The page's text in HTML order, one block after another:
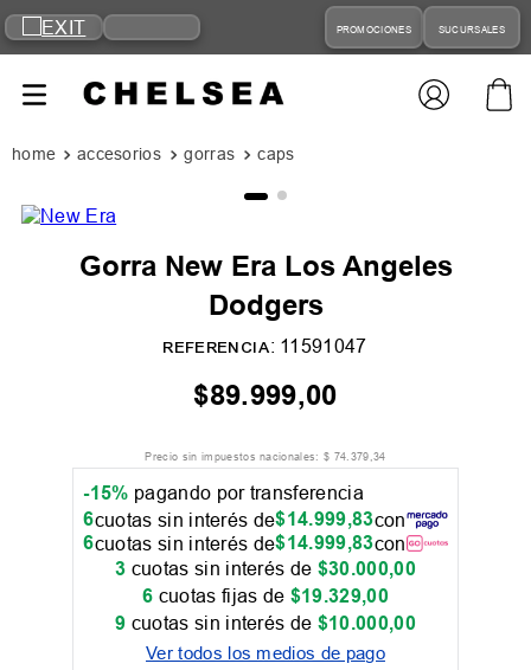
PROMOCIONES SUCURSALES
accesorios gorras caps
Gorra New Era Los Angeles
Dodgers
REFERENCIA: 11591047
$89.999,00
Precio sin impuestos nacionales: $ 74.379,34
-15% pagando por transferencia
6cuotas sin interés de$14.999,83con
6cuotas sin interés de$14.999,83con
3 cuotas sin interés de $30.000,00
6 cuotas fijas de $19.329,00
9 cuotas sin interés de $10.000,00
Ver todos los medios de pago